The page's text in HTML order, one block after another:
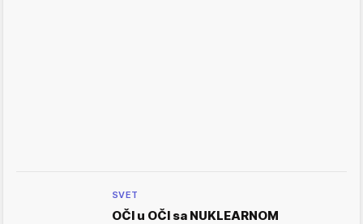
SVET
OČI u OČI sa NUKLEARNOM